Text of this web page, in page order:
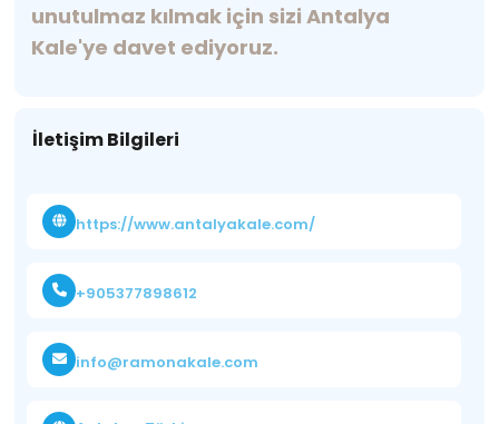
unutulmaz kılmak için sizi Antalya
Kale'ye davet ediyoruz.
İletişim Bilgileri
https://www.antalyakale.com/
+905377898612
info@ramonakale.com